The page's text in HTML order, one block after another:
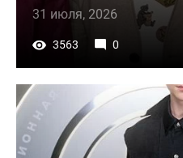
31 июля, 2026
3563 0